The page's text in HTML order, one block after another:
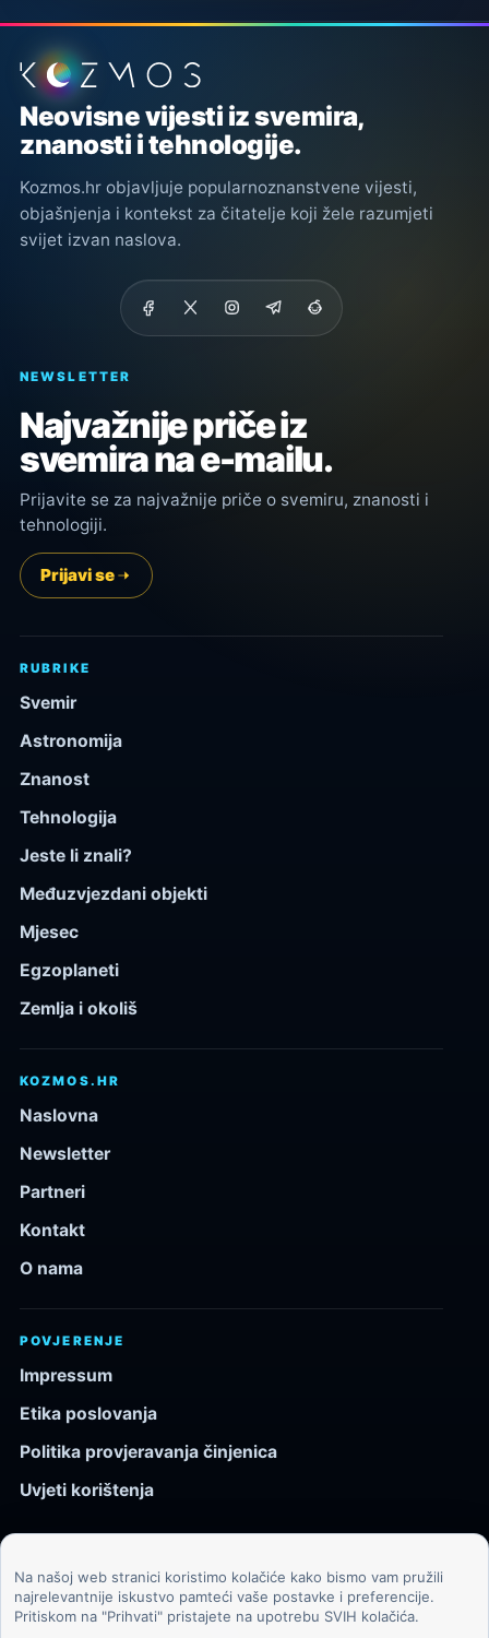
Podnožje stranice
Neovisne vijesti iz svemira,
znanosti i tehnologije.
Kozmos.hr objavljuje popularnoznanstvene vijesti,
objašnjenja i kontekst za čitatelje koji žele razumjeti
svijet izvan naslova.
NEWSLETTER
Najvažnije priče iz
svemira na e-mailu.
Prijavite se za najvažnije priče o svemiru, znanosti i
tehnologiji.
Prijavi se
RUBRIKE
Svemir
Astronomija
Znanost
Tehnologija
Jeste li znali?
Međuzvjezdani objekti
Mjesec
Egzoplaneti
Zemlja i okoliš
KOZMOS.HR
Naslovna
Newsletter
Partneri
Kontakt
O nama
POVJERENJE
Impressum
Etika poslovanja
Politika provjeravanja činjenica
Uvjeti korištenja
© 2026 Kozmos.hr. Sva prava pridržana.
Svemir, znanost, tehnologija i velike ideje za znatiželjne
Na našoj web stranici koristimo kolačiće kako bismo vam pružili
najrelevantnije iskustvo pamteći vaše postavke i preferencije.
Pritiskom na "Prihvati" pristajete na upotrebu SVIH kolačića.